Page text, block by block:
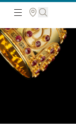
მოძებნეთ